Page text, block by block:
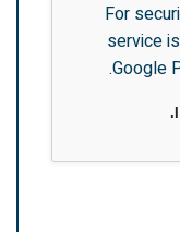
For
service
Google
.